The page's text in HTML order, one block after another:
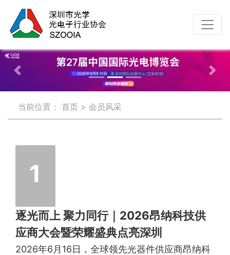
Previous Next
当前位置： 首页 > 会员风采
1
逐光而上 聚力同行｜2026昂纳科技供
应商大会暨荣耀盛典点亮深圳
2026年6月16日，全球领先光器件供应商昂纳科